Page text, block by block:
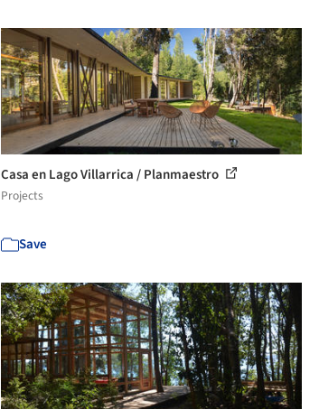
Casa en Lago Villarrica / Planmaestro
Projects
Save